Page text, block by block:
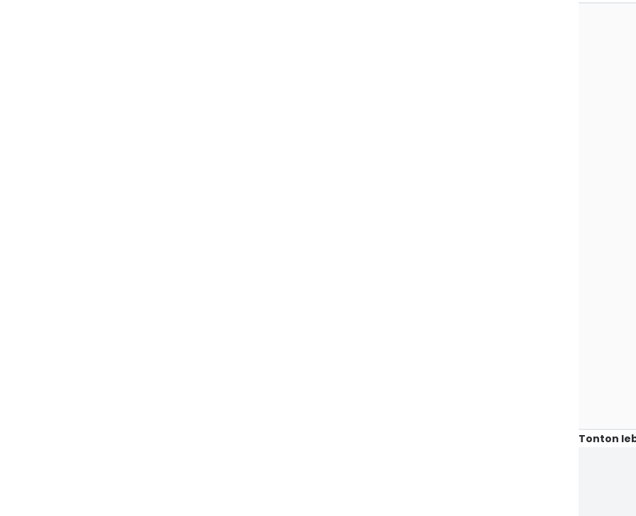
Tonton